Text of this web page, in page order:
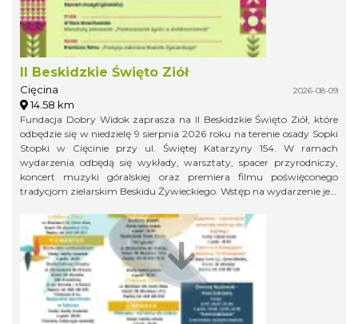
II Beskidzkie Święto Ziół
Cięcina 2026-08-09
14.58 km
Fundacja Dobry Widok zaprasza na II Beskidzkie Święto Ziół, które
odbędzie się w niedzielę 9 sierpnia 2026 roku na terenie osady Sopki
Stopki w Cięcinie przy ul. Świętej Katarzyny 154. W ramach
wydarzenia odbędą się wykłady, warsztaty, spacer przyrodniczy,
koncert muzyki góralskiej oraz premiera filmu poświęconego
tradycjom zielarskim Beskidu Żywieckiego. Wstęp na wydarzenie jest